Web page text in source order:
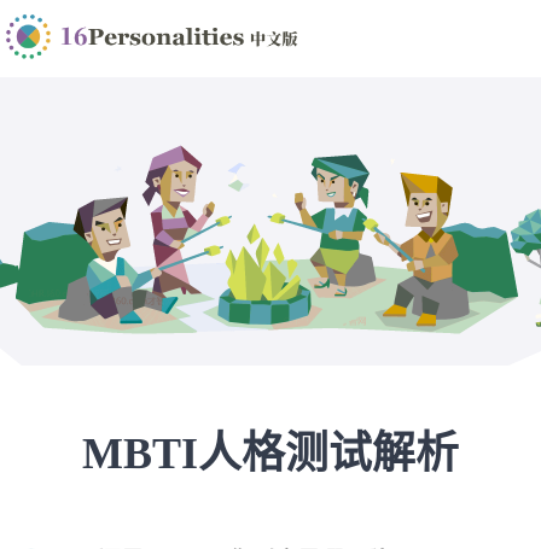
MBTI人格测试解析